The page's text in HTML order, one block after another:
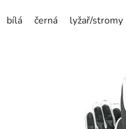
bílá černá lyžař/stromy